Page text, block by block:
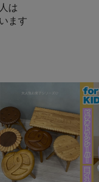
は
ます